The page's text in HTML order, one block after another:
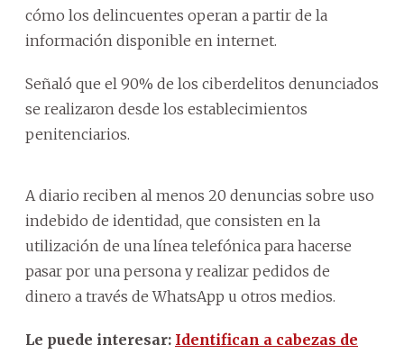
cómo los delincuentes operan a partir de la
información disponible en internet.
Señaló que el 90% de los ciberdelitos denunciados
se realizaron desde los establecimientos
penitenciarios.
A diario reciben al menos 20 denuncias sobre uso
indebido de identidad, que consisten en la
utilización de una línea telefónica para hacerse
pasar por una persona y realizar pedidos de
dinero a través de WhatsApp u otros medios.
Le puede interesar: Identifican a cabezas de